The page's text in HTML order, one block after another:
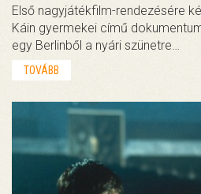
Első nagyjátékfilm-rendezésére
Káin gyermekei című
egy Berlinből a nyári szünetre…
TOVÁBB